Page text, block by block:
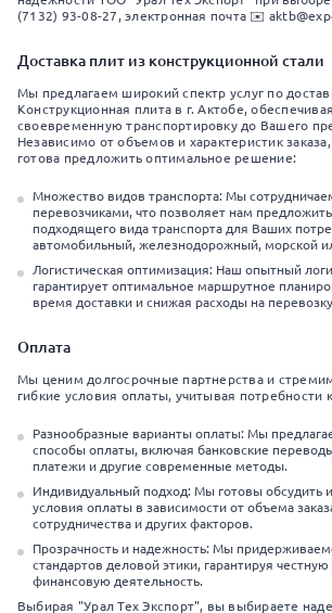
(7132) 93-08-27, электронная почта ✉️
Доставка плит из конструкционной стали
Мы предлагаем широкий спектр услуг по
Конструкционная плита в г. Актобе,
своевременную транспортировку до Вашего
Независимо от объемов и характеристик
готова предложить оптимальное решение:
Множество видов транспорта: Мы
перевозчиками, что позволяет нам
подходящего вида транспорта для Ваших
автомобильный, железнодорожный, морской
Логистическая оптимизация: Наш опытный
гарантирует оптимальное маршрутное
время доставки и снижая расходы на
Оплата
Мы ценим долгосрочные партнерства и
гибкие условия оплаты, учитывая потребности
Разнообразные варианты оплаты: Мы
способы оплаты, включая банковские
платежи и другие современные методы.
Индивидуальный подход: Мы готовы обсудить
условия оплаты в зависимости от объема
сотрудничества и других факторов.
Прозрачность и надежность: Мы
стандартов деловой этики, гарантируя
финансовую деятельность.
Выбирая "Урал Тех Экспорт", вы выбираете